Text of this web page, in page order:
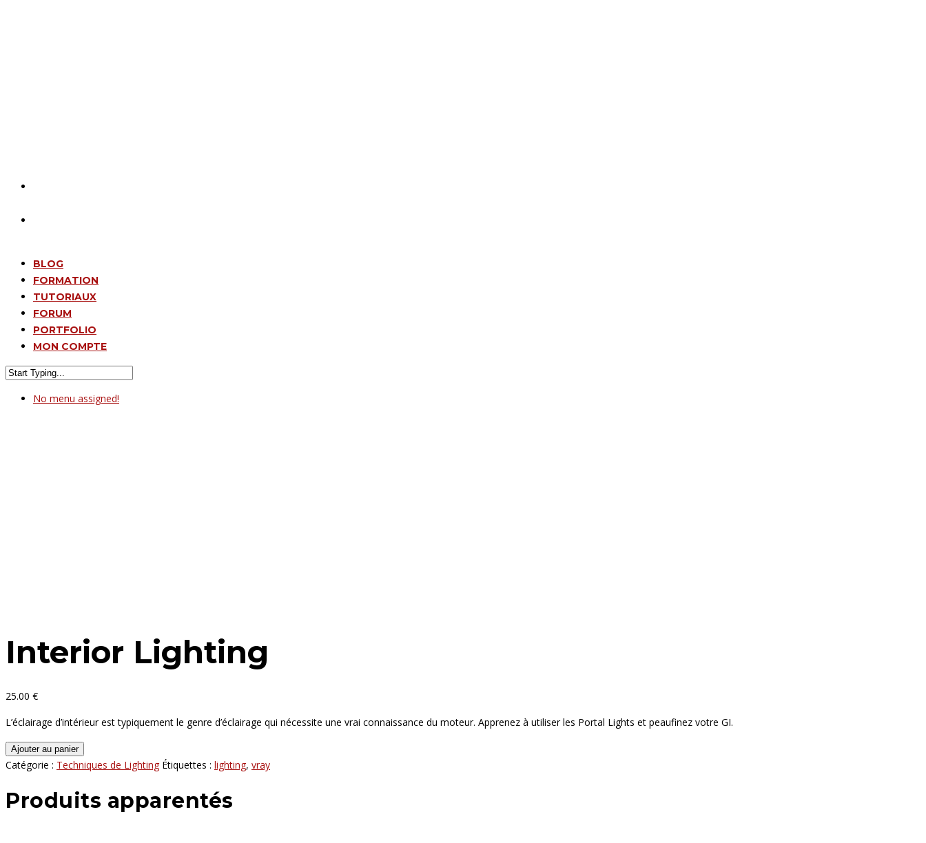
BLOG
FORMATION
TUTORIAUX
FORUM
PORTFOLIO
MON COMPTE
No menu assigned!
Interior Lighting
25.00 €
L’éclairage d’intérieur est typiquement le genre d’éclairage qui nécessite une vrai connaissance du moteur. Apprenez à utiliser les Portal Lights et peaufinez votre GI.
Ajouter au panier
Catégorie : Techniques de Lighting Étiquettes : lighting, vray
Produits apparentés